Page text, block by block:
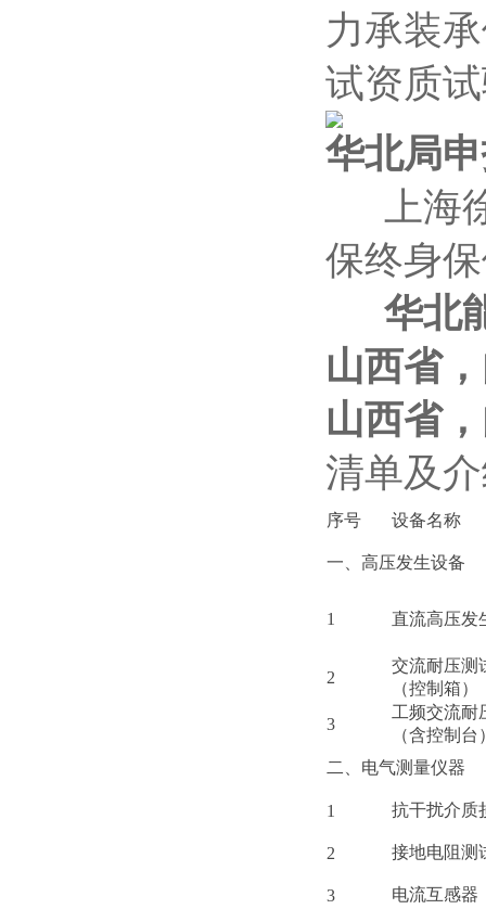
力承装
试资质
华北局
上海徐
保终身
华北
山西省
山西省
清单及
序号 设备名称
一、高压发生设备
1 直流高压发
2
交流耐压测
（控制箱）
3
工频交流耐
（含控制台
二、电气测量仪器
1 抗干扰介质
2 接地电阻测
3 电流互感器